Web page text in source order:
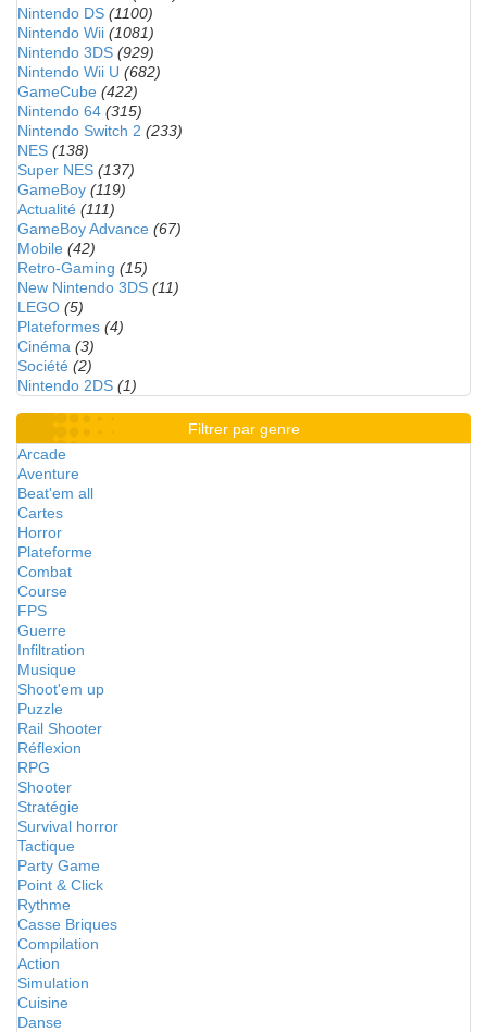
Nintendo DS (1100)
Nintendo Wii (1081)
Nintendo 3DS (929)
Nintendo Wii U (682)
GameCube (422)
Nintendo 64 (315)
Nintendo Switch 2 (233)
NES (138)
Super NES (137)
GameBoy (119)
Actualité (111)
GameBoy Advance (67)
Mobile (42)
Retro-Gaming (15)
New Nintendo 3DS (11)
LEGO (5)
Plateformes (4)
Cinéma (3)
Société (2)
Nintendo 2DS (1)
Filtrer par genre
Arcade
Aventure
Beat'em all
Cartes
Horror
Plateforme
Combat
Course
FPS
Guerre
Infiltration
Musique
Shoot'em up
Puzzle
Rail Shooter
Réflexion
RPG
Shooter
Stratégie
Survival horror
Tactique
Party Game
Point & Click
Rythme
Casse Briques
Compilation
Action
Simulation
Cuisine
Danse